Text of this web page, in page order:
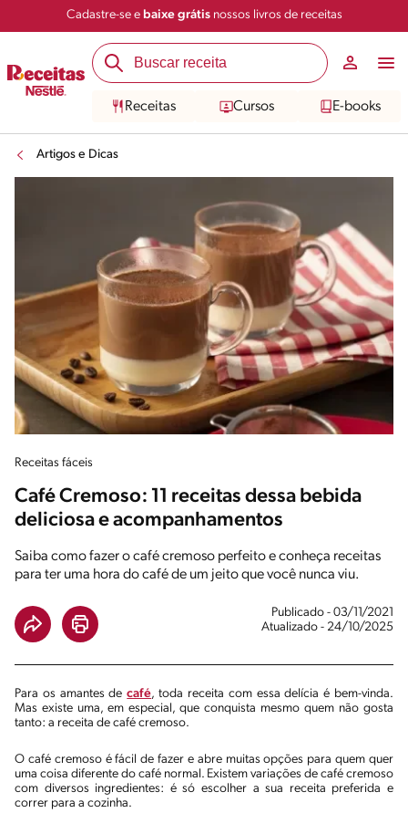
Cadastre-se e baixe grátisnossos livros de receitas
Receitas Cursos E-books
Artigos e Dicas
Receitas fáceis
Café Cremoso: 11 receitas dessa bebida
deliciosa e acompanhamentos
Saiba como fazer o café cremoso perfeito e conheça receitas
para ter uma hora do café de um jeito que você nunca viu.
Publicado - 03/11/2021
Atualizado - 24/10/2025
Para os amantes decafé, toda receita com essa delícia é bem-vinda.
Mas existe uma, em especial, que conquista mesmo quem não gosta
tanto: a receita de café cremoso.
O café cremoso é fácil de fazer e abre muitas opções para quem quer
uma coisa diferente do café normal. Existem variações de café cremoso
com diversos ingredientes: é só escolher a sua receita preferida e
correr para a cozinha.